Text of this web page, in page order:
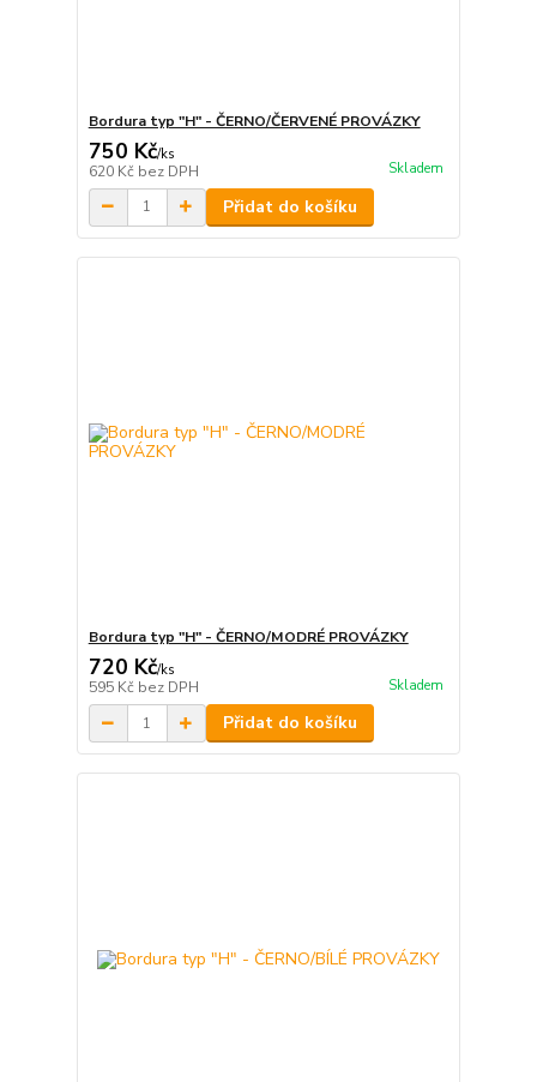
Bordura typ "H" - ČERNO/ČERVENÉ PROVÁZKY
750 Kč/ks
620 Kč bez DPH Skladem
Přidat do košíku
Bordura typ "H" - ČERNO/MODRÉ PROVÁZKY
720 Kč/ks
595 Kč bez DPH Skladem
Přidat do košíku